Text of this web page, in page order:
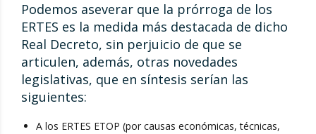
Podemos aseverar que la prórroga de los
ERTES es la medida más destacada de dicho
Real Decreto, sin perjuicio de que se
articulen, además, otras novedades
legislativas, que en síntesis serían las
siguientes:
A los ERTES ETOP (por causas económicas, técnicas,